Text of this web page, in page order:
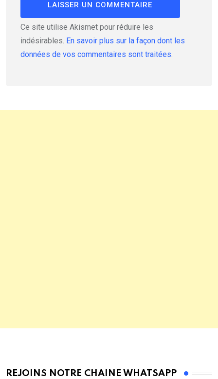
Ce site utilise Akismet pour réduire les
indésirables. En savoir plus sur la façon dont les
données de vos commentaires sont traitées.
REJOINS NOTRE CHAINE WHATSAPP